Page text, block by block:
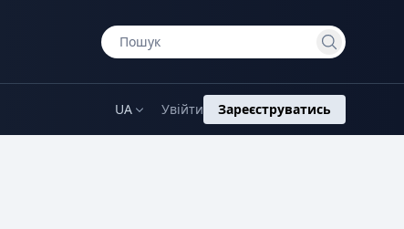
UA Увійти Зареєструватись